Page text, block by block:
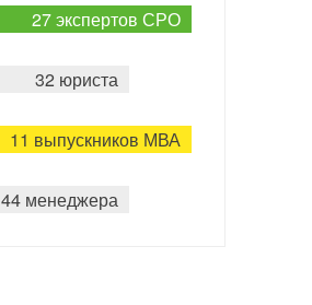
27 экспертов СРО
32 юриста
11 выпускников МВА
44 менеджера